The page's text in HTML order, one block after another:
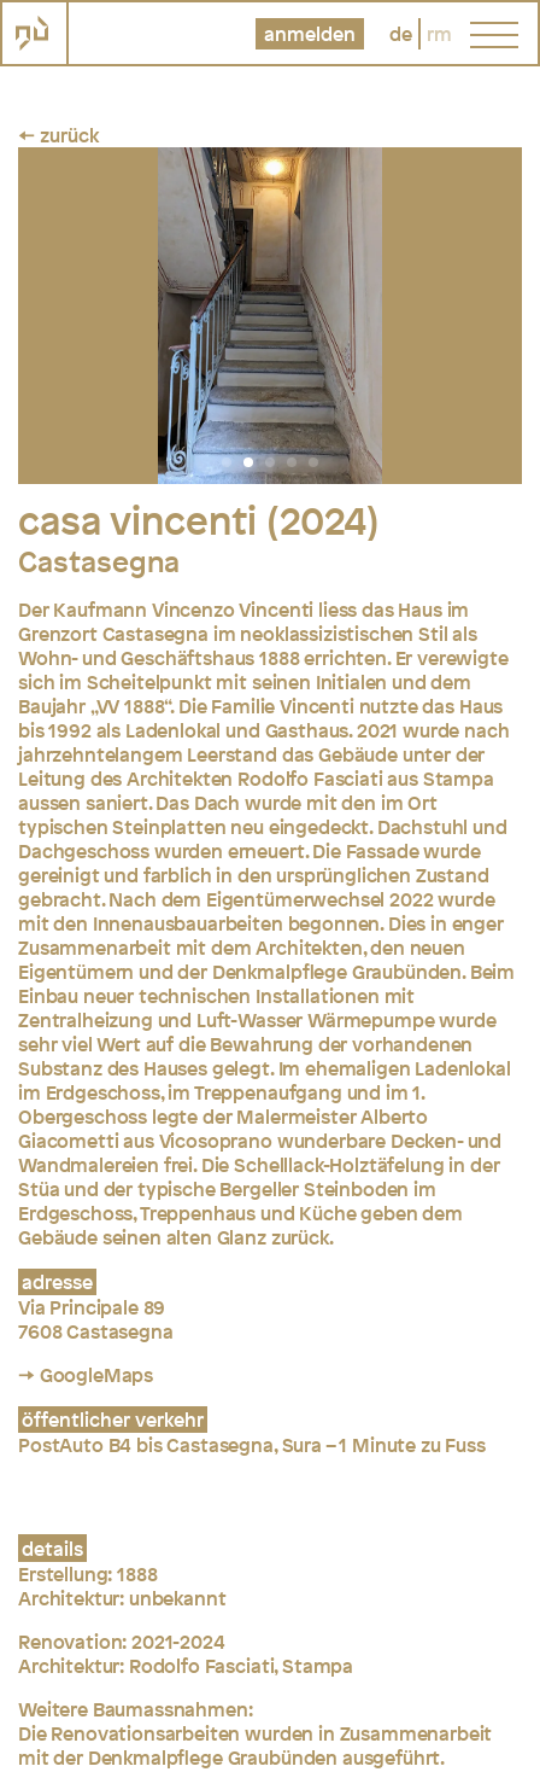
anmelden de rm
← zurück
casa vincenti (2024)
Castasegna
Der Kaufmann Vincenzo Vincenti liess das Haus im
Grenzort Castasegna im neoklassizistischen Stil als
Wohn- und Geschäftshaus 1888 errichten. Er verewigte
sich im Scheitelpunkt mit seinen Initialen und dem
Baujahr „VV 1888“. Die Familie Vincenti nutzte das Haus
bis 1992 als Ladenlokal und Gasthaus. 2021 wurde nach
jahrzehntelangem Leerstand das Gebäude unter der
Leitung des Architekten Rodolfo Fasciati aus Stampa
aussen saniert. Das Dach wurde mit den im Ort
typischen Steinplatten neu eingedeckt. Dachstuhl und
Dachgeschoss wurden erneuert. Die Fassade wurde
gereinigt und farblich in den ursprünglichen Zustand
gebracht. Nach dem Eigentümerwechsel 2022 wurde
mit den Innenausbauarbeiten begonnen. Dies in enger
Zusammenarbeit mit dem Architekten, den neuen
Eigentümern und der Denkmalpflege Graubünden. Beim
Einbau neuer technischen Installationen mit
Zentralheizung und Luft-Wasser Wärmepumpe wurde
sehr viel Wert auf die Bewahrung der vorhandenen
Substanz des Hauses gelegt. Im ehemaligen Ladenlokal
im Erdgeschoss, im Treppenaufgang und im 1.
Obergeschoss legte der Malermeister Alberto
Giacometti aus Vicosoprano wunderbare Decken- und
Wandmalereien frei. Die Schelllack-Holztäfelung in der
Stüa und der typische Bergeller Steinboden im
Erdgeschoss, Treppenhaus und Küche geben dem
Gebäude seinen alten Glanz zurück.
adresse
Via Principale 89
7608 Castasegna
→ GoogleMaps
öffentlicher verkehr
PostAuto B4 bis Castasegna, Sura – 1 Minute zu Fuss
details
Erstellung: 1888
Architektur: unbekannt
Renovation: 2021-2024
Architektur: Rodolfo Fasciati, Stampa
Weitere Baumassnahmen:
Die Renovationsarbeiten wurden in Zusammenarbeit
mit der Denkmalpflege Graubünden ausgeführt.